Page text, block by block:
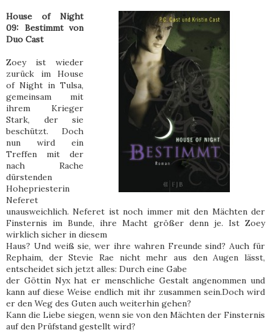
House of Night
09: Bestimmt von
Duo Cast
Zoey ist wieder
zurück im House
of Night in Tulsa,
gemeinsam mit
ihrem Krieger
Stark, der sie
beschützt. Doch
nun wird ein
Treffen mit der
nach Rache
dürstenden
Hohepriesterin
Neferet
unausweichlich. Neferet ist noch immer mit den Mächten der
Finsternis im Bunde, ihre Macht größer denn je. Ist Zoey
wirklich sicher in diesem
Haus? Und weiß sie, wer ihre wahren Freunde sind? Auch für
Rephaim, der Stevie Rae nicht mehr aus den Augen lässt,
entscheidet sich jetzt alles: Durch eine Gabe
der Göttin Nyx hat er menschliche Gestalt angenommen und
kann auf diese Weise endlich mit ihr zusammen sein.Doch wird
er den Weg des Guten auch weiterhin gehen?
Kann die Liebe siegen, wenn sie von den Mächten der Finsternis
auf den Prüfstand gestellt wird?